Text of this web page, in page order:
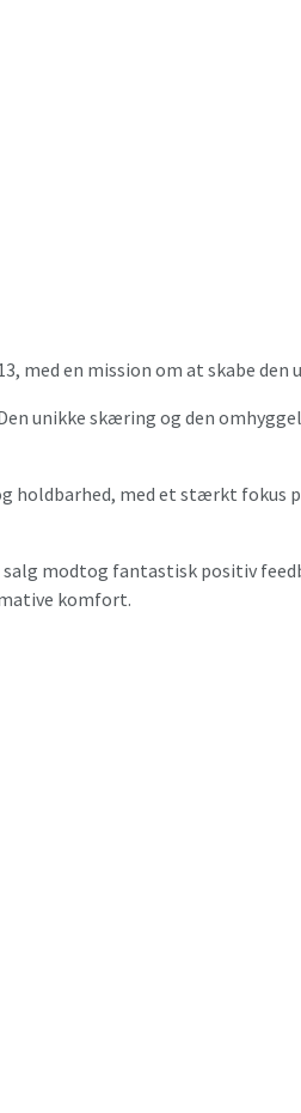
med en mission om at skabe
unikke skæring og den
holdbarhed, med et stærkt
salg modtog fantastisk positiv
komfort.